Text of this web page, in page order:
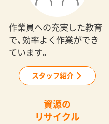
作業員への充実した教育
で、効率よく作業ができ
ています。
スタッフ紹介
資源の
リサイクル